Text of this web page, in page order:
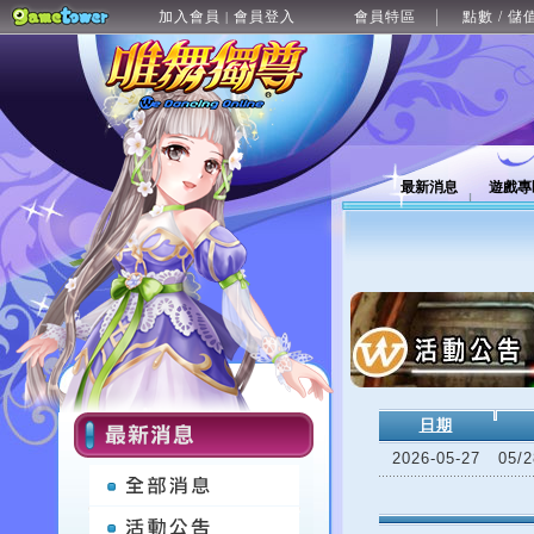
加入會員 | 會員登入 會員特區 點數 / 儲
最新消息 遊戲
日期
2026-05-27
05/